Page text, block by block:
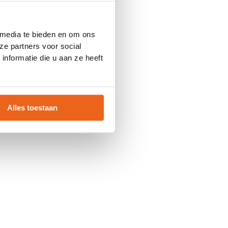
te bieden en om ons
partners voor social
die u aan ze heeft
Alles toestaan
consolefor more information).